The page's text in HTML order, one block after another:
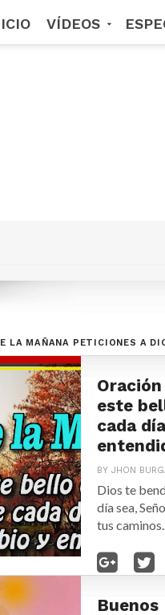
VÍDEOS
LA MAÑANA PETICIONES A
este
cada
BY JHON
Dios te
día sea,
tus